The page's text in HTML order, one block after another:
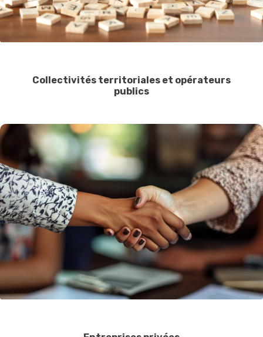
Collectivités territoriales et opérateurs
publics